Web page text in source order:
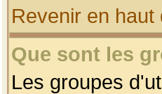
Revenir en haut
Que sont les
Les groupes